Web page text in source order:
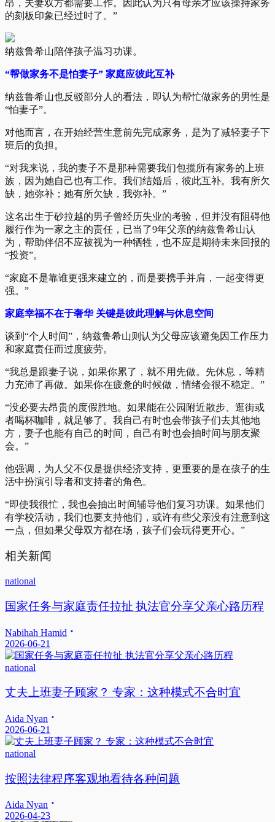
昂，夫妻双方都需要工作。因此认为只有母亲才应该操持家务
的刻板印象已经过时了。”
纳兹鲁希山陪伴孩子温习功课。
“帮做家务不是怕妻子” 家庭应彼此互补
纳兹鲁希山也反驳部分人的看法，即认为帮忙做家务的男性是
“怕妻子”。
对他而言，在开始经营生意前先完成家务，是为了减轻妻子下
班后的负担。
“对我来说，我的妻子不是那种需要我们包揽所有家务的上班
族，因为她自己也有工作。我们结婚后，彼此互补。我有所欠
缺，她弥补；她有所欠缺，我弥补。”
这名出生于砂拉越的男子曾经历失业的考验，但并没有阻碍他
履行作为一家之主的责任，已当了9年父亲的纳兹鲁希山认
为，帮助伴侣不应被视为一种牺牲，也不应是期待未来回报的
“投资”。
“家庭不是靠谁更强来建立的，而是要携手并肩，一起变得更
强。”
家庭幸福不在于奢华 关键是彼此理解与休息空间
谈到“个人时间”，纳兹鲁希山则认为父母应该避免因工作压力
和家庭责任而过度疲劳。
“我总是跟妻子说，如果你累了，就不用先做。先休息，等精
力充沛了再做。如果你在疲惫的时候做，情绪会很不稳定。”
“没必要去昂贵的度假胜地。如果能在公园附近散步、逛街或
者喝杯咖啡，就足够了。我自己有时也会带孩子们去其他地
方，妻子也能有自己的时间，自己有时也会抽时间与朋友聚
会。”
他强调，为人父不仅是提供经济支持，更重要的是在孩子的生
活中扮演引导者和支持者的角色。
“即使我很忙，我也会抽出时间辅导他们复习功课。如果他们
有学校活动，我们也要支持他们，或许有些父亲没有注意到这
一点，但如果父母双方都在场，孩子们会玩得更开心。”
相关新闻
national
国家任务与家庭责任拉扯 执法官分享父亲心路历程
Nabihah Hamid
2026-06-21
national
丈夫上班妻子顾家？ 专家：这种模式不合时宜
Aida Nyan
2026-06-21
national
按照法律程序客观地看待各种问题
Aida Nyan
2026-04-23